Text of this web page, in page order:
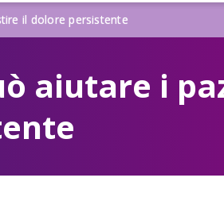
il dolore persistente
aiutare i